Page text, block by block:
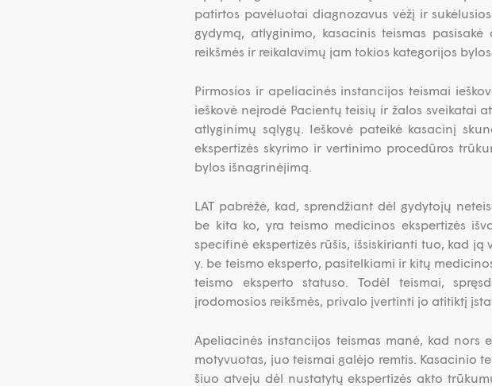
patirtos pavėluotai diagnozavus vėžį ir
gydymą, atlyginimo, kasacinis teismas
reikšmės ir reikalavimų jam tokios kategorijos
Pirmosios ir apeliacinės instancijos teismai
ieškovė neįrodė Pacientų teisių ir žalos sveikatai
atlyginimų sąlygų. Ieškovė pateikė kasacinį
ekspertizės skyrimo ir vertinimo procedūros
bylos išnagrinėjimą.
LAT pabrėžė, kad, sprendžiant dėl gydytojų
be kita ko, yra teismo medicinos ekspertizės
specifinė ekspertizės rūšis, išsiskirianti tuo, kad ją
y. be teismo eksperto, pasitelkiami ir kitų
teismo eksperto statuso. Todėl teismai,
įrodomosios reikšmės, privalo įvertinti jo atitiktį
Apeliacinės instancijos teismas manė, kad nors
motyvuotas, juo teismai galėjo remtis. Kasacinio
šiuo atveju dėl nustatytų ekspertizės akto